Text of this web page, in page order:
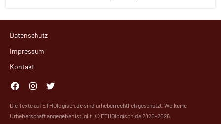
Klimawandel
und
Einflüsse
Wirbellose
Tiergruppen
Forschung
aktuell
Insekten
Lernen
und
Datenschutz
Impressum
Kontakt
FacebookInstagramTwitter
Die Texte auf ETHOlogisch.de sind urheberrechtlich geschützt. Wo keine
Urheberschaft angegeben ist, gilt: © ETHOlogisch.de 2020-2026.